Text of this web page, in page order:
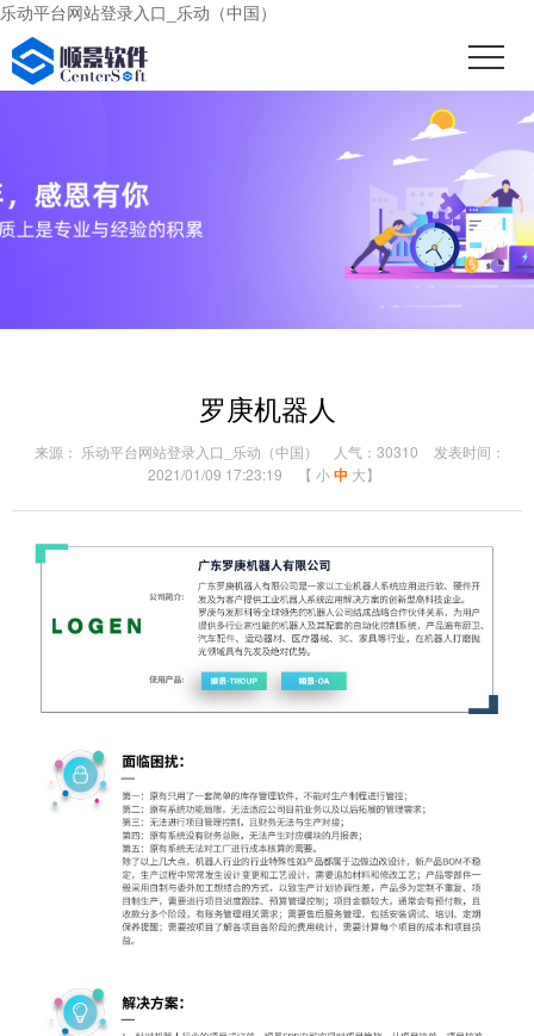
乐动平台网站登录入口_乐动（中国）
罗庚机器人
来源： 乐动平台网站登录入口_乐动（中国） 人气：30310
发表时间：
2021/01/09 17:23:19
【 小中 大】